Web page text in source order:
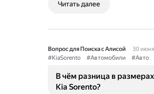
Читать далее
Вопрос для Поиска с Алисой
30 июня
#KiaSorento
#Автомобили #Авто
В чём разница в
Kia Sorento?